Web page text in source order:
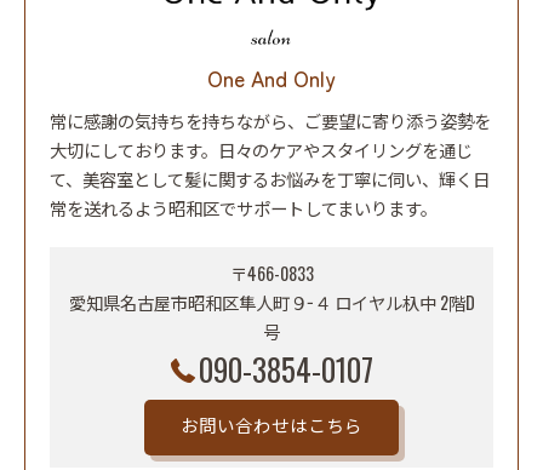
One And Only
常に感謝の気持ちを持ちながら、ご要望に寄り添う姿勢を
大切にしております。日々のケアやスタイリングを通じ
て、美容室として髪に関するお悩みを丁寧に伺い、輝く日
常を送れるよう昭和区でサポートしてまいります。
〒466-0833
愛知県名古屋市昭和区隼人町９−４ ロイヤル杁中 2階D
号
090-3854-0107
お問い合わせはこちら